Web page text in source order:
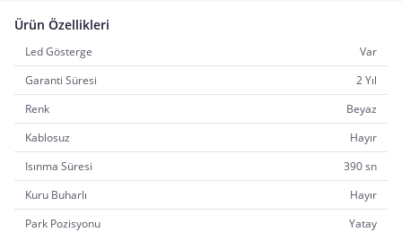
Ürün Özellikleri
Led Gösterge
Var
Garanti Süresi
2 Yıl
Renk
Beyaz
Kablosuz
Hayır
Isınma Süresi
390 sn
Kuru Buharlı
Hayır
Park Pozisyonu
Yatay